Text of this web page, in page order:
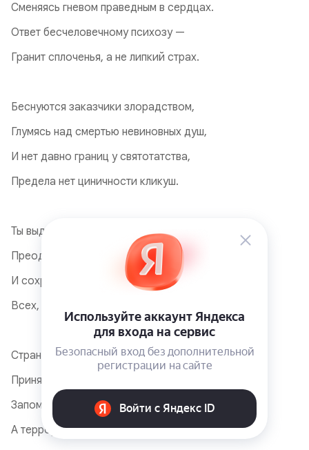
Сменяясь гневом праведным в сердцах.
Ответ бесчеловечному психозу —
Гранит сплоченья, а не липкий страх.
Беснуются заказчики злорадством,
Глумясь над смертью невиновных душ,
И нет давно границ у святотатства,
Предела нет циничности кликуш.
Ты выдержишь, Россия, знаю точно!
Преодолеешь бед девятый вал.
И сохранишь в истории построчно
Всех, кто за это жизни отдавал.
Страна скорбит, но будет непреклонна,
Приняв удар предательский иуд...
Запомнит всех героев поимённо,
А террористам — справедливый суд!